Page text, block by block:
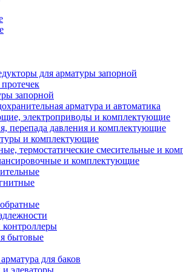
для арматуры запорной
запорной
арматура и автоматика
электроприводы и комплектующие
перепада давления и комплектующие
и комплектующие
термостатические смесительные и
и комплектующие
бытовые
для баков
элеваторы